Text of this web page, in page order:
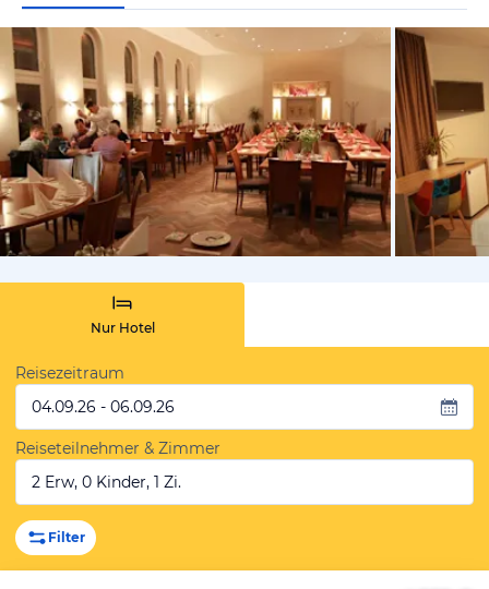
von
Nur Hotel
Reisezeitraum
04.09.26 - 06.09.26
Reiseteilnehmer & Zimmer
2 Erw, 0 Kinder, 1 Zi.
Filter